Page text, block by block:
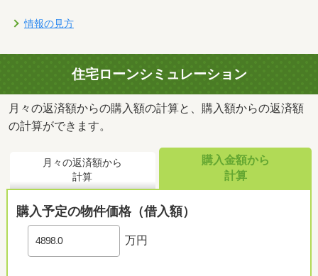
情報の見方
住宅ローンシミュレーション
月々の返済額からの購入額の計算と、購入額からの返済額
の計算ができます。
月々の返済額から
計算
購入金額から
計算
購入予定の物件価格（借入額）
万円